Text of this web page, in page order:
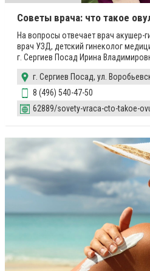
Советы врача: что такое
На вопросы отвечает врач акушер-
врач УЗД, детский гинеколог
г. Сергиев Посад Ирина
г. Сергиев Посад, ул.
8 (496) 540-47-50
62889/sovety-vraca-cto-takoe-